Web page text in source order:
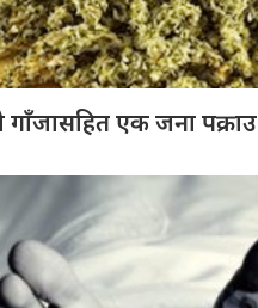
गाँजासहित एक जना पक्राउ